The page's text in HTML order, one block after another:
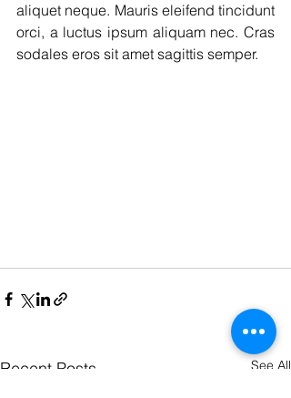
aliquet neque. Mauris eleifend tincidunt
orci, a luctus ipsum aliquam nec. Cras
sodales eros sit amet sagittis semper.
Recent Posts See All